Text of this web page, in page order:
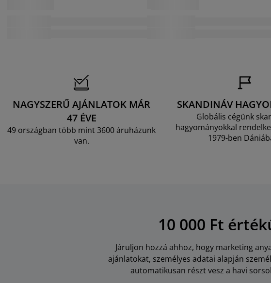
NAGYSZERŰ AJÁNLATOK MÁR
47 ÉVE
49 országban több mint 3600 áruházunk
van.
SKANDINÁV
Globális cégünk
hagyományokkal
1979-ben
10 000 Ft
Járuljon hozzá ahhoz, hogy marketing
ajánlatokat, személyes adatai alapján
automatikusan részt vesz a havi